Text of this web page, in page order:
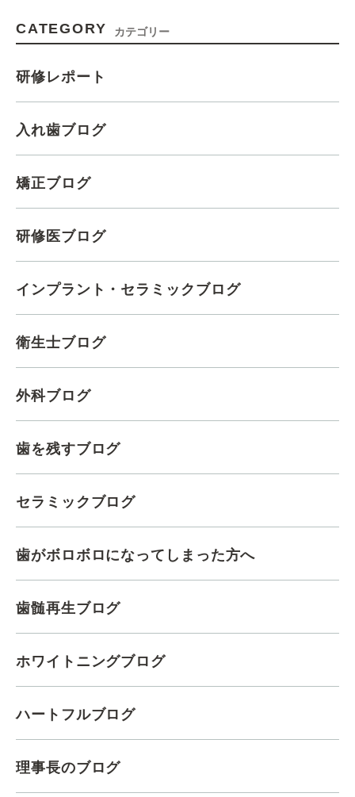
CATEGORY カテゴリー
研修レポート
入れ歯ブログ
矯正ブログ
研修医ブログ
インプラント・セラミックブログ
衛生士ブログ
外科ブログ
歯を残すブログ
セラミックブログ
歯がボロボロになってしまった方へ
歯髄再生ブログ
ホワイトニングブログ
ハートフルブログ
理事長のブログ